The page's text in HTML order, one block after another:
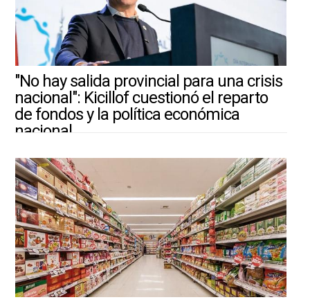
"No hay salida provincial para una crisis
nacional": Kicillof cuestionó el reparto
de fondos y la política económica
nacional